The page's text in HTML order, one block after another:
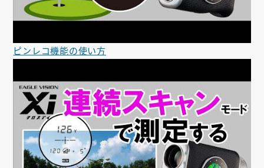
ピンレコ機能の使い方